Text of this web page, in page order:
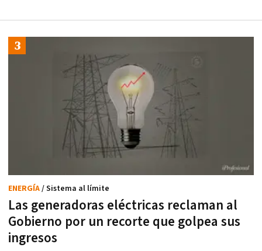
Las generadoras eléctricas reclaman al
Gobierno por un recorte que golpea sus
ingresos
ENERGÍA/ Sistema al límite